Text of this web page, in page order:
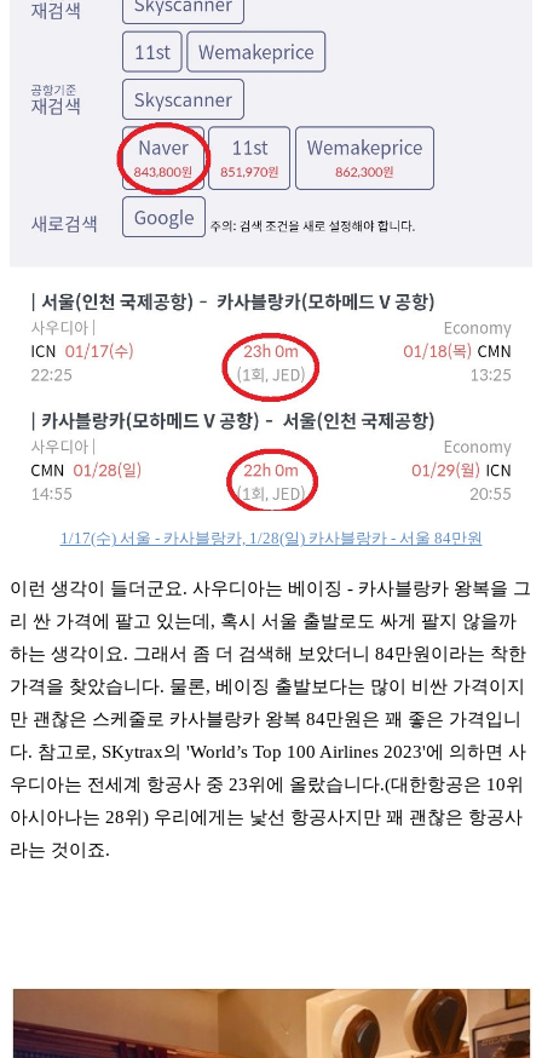
1/17(수) 서울 - 카사블랑카, 1/28(일) 카사블랑카 - 서울 84만원
이런 생각이 들더군요. 사우디아는 베이징 - 카사블랑카 왕복을 그
리 싼 가격에 팔고 있는데, 혹시 서울 출발로도 싸게 팔지 않을까
하는 생각이요. 그래서 좀 더 검색해 보았더니 84만원이라는 착한
가격을 찾았습니다. 물론, 베이징 출발보다는 많이 비싼 가격이지
만 괜찮은 스케줄로 카사블랑카 왕복 84만원은 꽤 좋은 가격입니
다. 참고로, SKytrax의 'World’s Top 100 Airlines 2023'에 의하면 사
우디아는 전세계 항공사 중 23위에 올랐습니다.(대한항공은 10위
아시아나는 28위) 우리에게는 낯선 항공사지만 꽤 괜찮은 항공사
라는 것이죠.